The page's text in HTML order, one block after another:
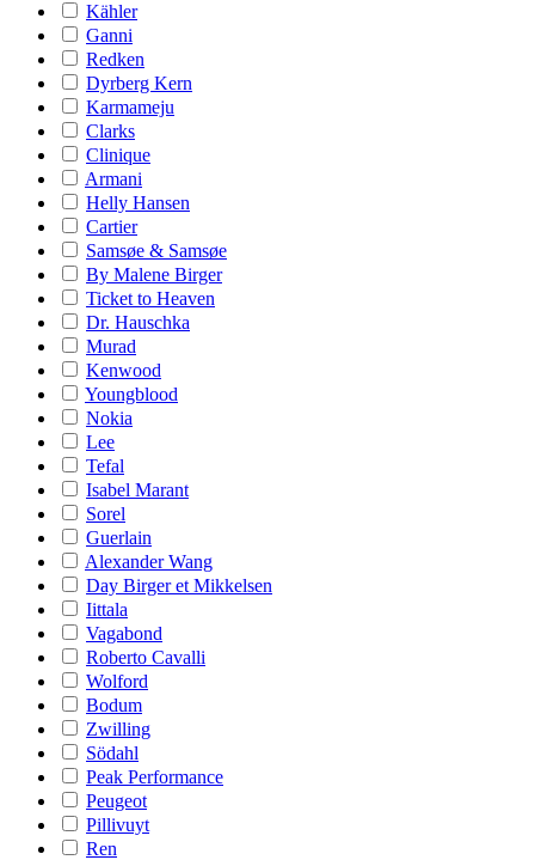
Kähler
Ganni
Redken
Dyrberg Kern
Karmameju
Clarks
Clinique
Armani
Helly Hansen
Cartier
Samsøe & Samsøe
By Malene Birger
Ticket to Heaven
Dr. Hauschka
Murad
Kenwood
Youngblood
Nokia
Lee
Tefal
Isabel Marant
Sorel
Guerlain
Alexander Wang
Day Birger et Mikkelsen
Iittala
Vagabond
Roberto Cavalli
Wolford
Bodum
Zwilling
Södahl
Peak Performance
Peugeot
Pillivuyt
Ren